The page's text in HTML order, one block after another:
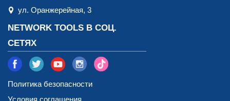
ул. Оранжерейная, 3
NETWORK TOOLS В СОЦ.
СЕТЯХ
Политика безопасности
Условия соглашения